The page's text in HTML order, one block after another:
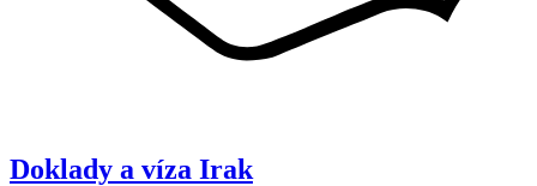
Doklady a víza Irak